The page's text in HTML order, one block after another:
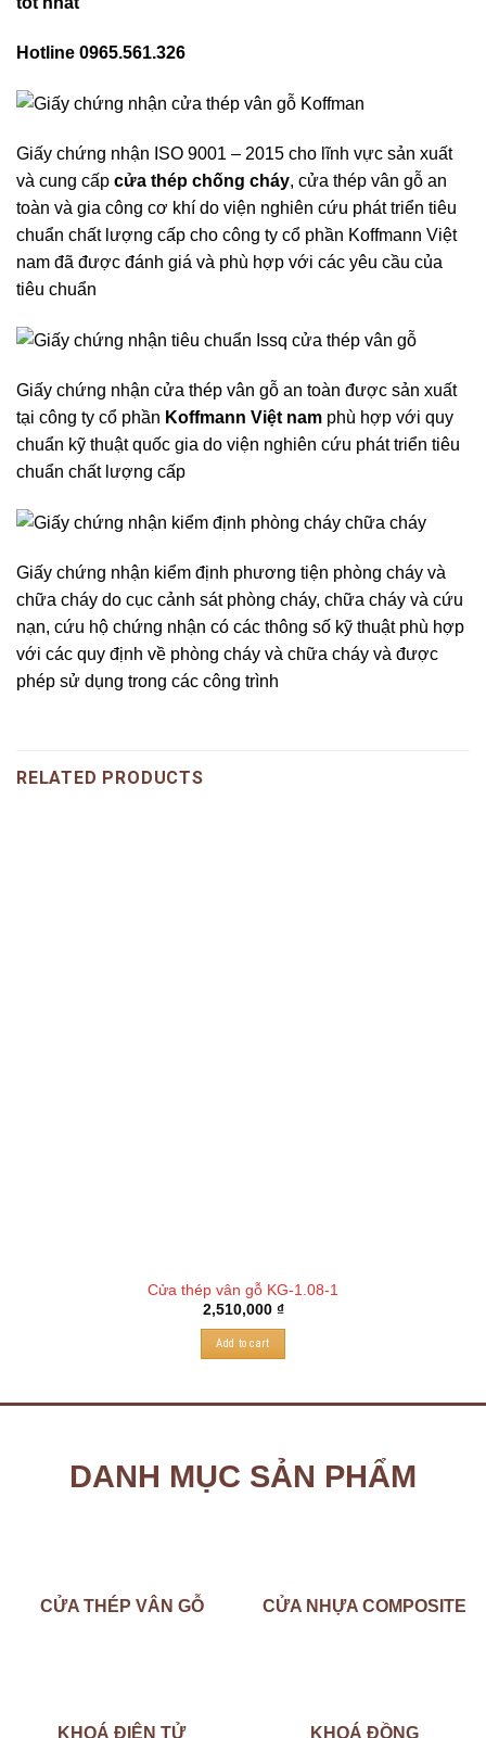
Hotline 0965.561.326
Giấy chứng nhận ISO 9001 – 2015 cho lĩnh vực sản xuất
và cung cấp cửa thép chống cháy, cửa thép vân gỗ an
toàn và gia công cơ khí do viện nghiên cứu phát triển tiêu
chuẩn chất lượng cấp cho công ty cổ phần Koffmann Việt
nam đã được đánh giá và phù hợp với các yêu cầu của
tiêu chuẩn
Giấy chứng nhận cửa thép vân gỗ an toàn được sản xuất
tại công ty cổ phần Koffmann Việt nam phù hợp với quy
chuẩn kỹ thuật quốc gia do viện nghiên cứu phát triển tiêu
chuẩn chất lượng cấp
Giấy chứng nhận kiểm định phương tiện phòng cháy và
chữa cháy do cục cảnh sát phòng cháy, chữa cháy và cứu
nạn, cứu hộ chứng nhận có các thông số kỹ thuật phù hợp
với các quy định về phòng cháy và chữa cháy và được
phép sử dụng trong các công trình
RELATED PRODUCTS
Cửa thép vân gỗ KG-1.08-1
2,510,000 ₫
Add to cart
DANH MỤC SẢN PHẨM
CỬA THÉP VÂN GỖ CỬA NHỰA COMPOSITE
KHOÁ ĐIỆN TỬ KHOÁ ĐỒNG